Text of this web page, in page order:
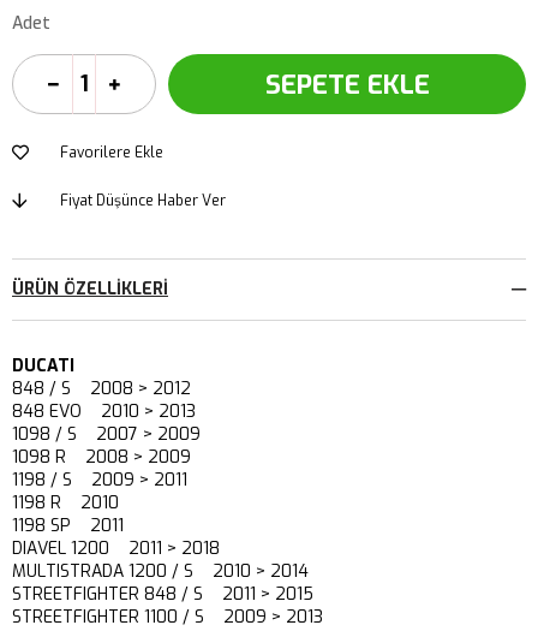
Adet
Favorilere Ekle
Fiyat Düşünce Haber Ver
ÜRÜN ÖZELLIKLERI
DUCATI
848 / S 2008 > 2012
848 EVO 2010 > 2013
1098 / S 2007 > 2009
1098 R 2008 > 2009
1198 / S 2009 > 2011
1198 R 2010
1198 SP 2011
DIAVEL 1200 2011 > 2018
MULTISTRADA 1200 / S 2010 > 2014
STREETFIGHTER 848 / S 2011 > 2015
STREETFIGHTER 1100 / S 2009 > 2013